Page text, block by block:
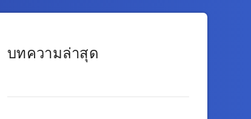
บทความล่าสุด